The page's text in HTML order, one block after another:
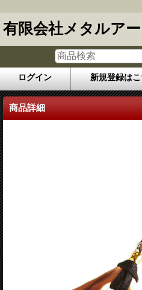
有限会社メタルア
ログイン 新規登録は
商品詳細